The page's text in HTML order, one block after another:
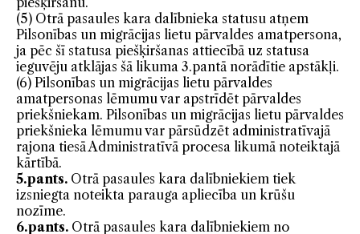
(5) Otrā pasaules kara dalībnieka statusu atņem
Pilsonības un migrācijas lietu pārvaldes amatpersona,
ja pēc šī statusa piešķiršanas attiecībā uz statusa
ieguvēju atklājas šā likuma 3.pantā norādītie apstākļi.
(6) Pilsonības un migrācijas lietu pārvaldes
amatpersonas lēmumu var apstrīdēt pārvaldes
priekšniekam. Pilsonības un migrācijas lietu pārvaldes
priekšnieka lēmumu var pārsūdzēt administratīvajā
rajona tiesā Administratīvā procesa likumā noteiktajā
kārtībā.
5.pants. Otrā pasaules kara dalībniekiem tiek
izsniegta noteikta parauga apliecība un krūšu
nozīme.
6.pants. Otrā pasaules kara dalībniekiem no